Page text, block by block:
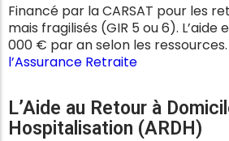
Financé par la CARSAT pour les
mais fragilisés (GIR 5 ou 6).
000 € par an selon les ressources.
l’Assurance Retraite
L’Aide au Retour à
Hospitalisation (ARDH)